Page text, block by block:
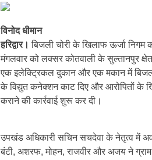
विनोद धीमान
हरिद्वार। बिजली चोरी के खिलाफ ऊर्जा निगम
मंगलवार को लक्सर कोतवाली के सुल्तानपुर
एक इलेक्ट्रिकल दुकान और एक मकान में बिजली
के विद्युत कनेक्शन काट दिए और आरोपितों के
कराने की कार्रवाई शुरू कर दी।
उपखंड अधिकारी सचिन सचदेवा के नेतृत्व में
बंटी, अशरफ, मोहन, राजवीर और अजय ने